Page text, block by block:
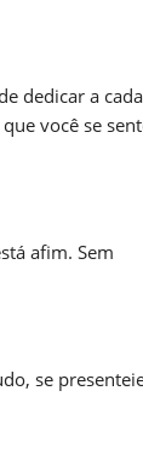
dedicar a
você se
afim. Sem
se